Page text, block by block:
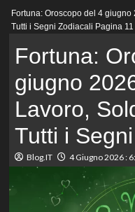
principale
Fortuna: Oroscopo del 4
Tutti i Segni Zodiacali Pagina 11
Fortuna:
giugno
Lavoro,
Tutti i
Blog.IT 4 Giugno 2026 :